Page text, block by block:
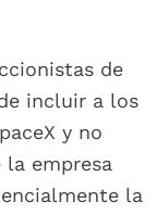
de
incluir a los
y no
empresa
la